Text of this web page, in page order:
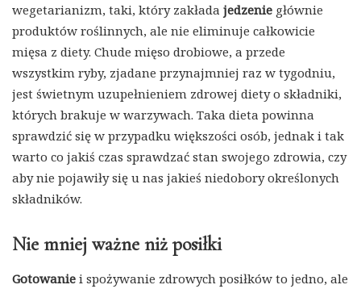
wegetarianizm, taki, który zakłada jedzenie głównie
produktów roślinnych, ale nie eliminuje całkowicie
mięsa z diety. Chude mięso drobiowe, a przede
wszystkim ryby, zjadane przynajmniej raz w tygodniu,
jest świetnym uzupełnieniem zdrowej diety o składniki,
których brakuje w warzywach. Taka dieta powinna
sprawdzić się w przypadku większości osób, jednak i tak
warto co jakiś czas sprawdzać stan swojego zdrowia, czy
aby nie pojawiły się u nas jakieś niedobory określonych
składników.
Nie mniej ważne niż posiłki
Gotowanie i spożywanie zdrowych posiłków to jedno, ale